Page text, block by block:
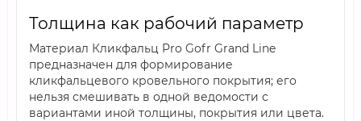
Толщина как рабочий параметр
Материал Кликфальц Pro Gofr Grand Line
предназначен для формирование
кликфальцевого кровельного покрытия; его
нельзя смешивать в одной ведомости с
вариантами иной толщины, покрытия или цвета.